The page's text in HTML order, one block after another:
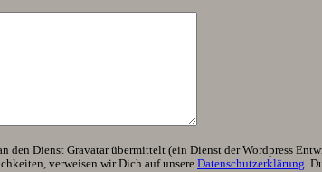
den Dienst Gravatar übermittelt (ein Dienst der Wordpress
verweisen wir Dich auf unsere Datenschutzerklärung.